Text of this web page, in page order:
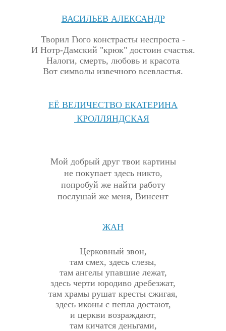
ВАСИЛЬЕВ АЛЕКСАНДР
Творил Гюго констрасты неспроста -
И Нотр-Дамский "крюк" достоин счастья.
Налоги, смерть, любовь и красота
Вот символы извечного всевластья.
ЕЁ ВЕЛИЧЕСТВО ЕКАТЕРИНА
КРОЛЛЯНДСКАЯ
Мой добрый друг твои картины
не покупает здесь никто,
попробуй же найти работу
послушай же меня, Винсент
ЖАН
Церковный звон,
там смех, здесь слезы,
там ангелы упавшие лежат,
здесь черти юродиво дребезжат,
там храмы рушат кресты сжигая,
здесь иконы с пепла достают,
и церкви возраждают,
там кичатся деньгами,